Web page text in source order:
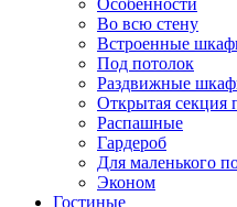
Особенности
Во всю стену
Встроенные
Под потолок
Раздвижные
Открытая секция
Распашные
Гардероб
Для маленького
Эконом
Гостиные